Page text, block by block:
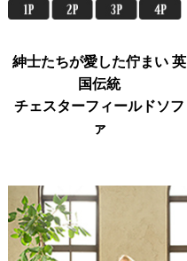
紳士たちが愛した佇まい 英
国伝統
チェスターフィールドソフ
ァ